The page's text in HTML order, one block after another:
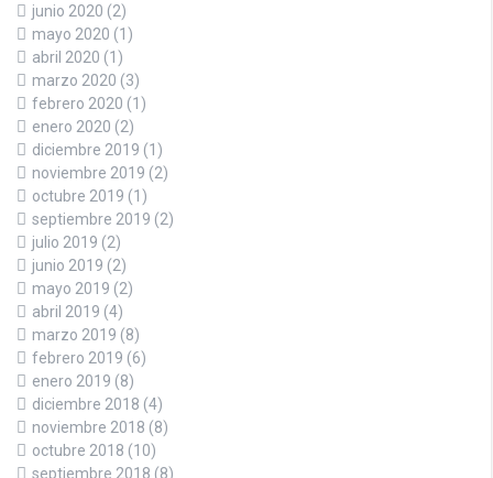
junio 2020 (2)
mayo 2020 (1)
abril 2020 (1)
marzo 2020 (3)
febrero 2020 (1)
enero 2020 (2)
diciembre 2019 (1)
noviembre 2019 (2)
octubre 2019 (1)
septiembre 2019 (2)
julio 2019 (2)
junio 2019 (2)
mayo 2019 (2)
abril 2019 (4)
marzo 2019 (8)
febrero 2019 (6)
enero 2019 (8)
diciembre 2018 (4)
noviembre 2018 (8)
octubre 2018 (10)
septiembre 2018 (8)